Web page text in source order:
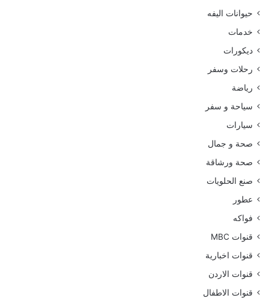
حيوانات اليفه
خدمات
ديكورات
رحلات وسفر
رياضة
سياحة و سفر
سيارات
صحة و جمال
صحة ورشاقة
صنع الحلويات
عطور
فواكه
قنوات MBC
قنوات اخبارية
قنوات الاردن
قنوات الاطفال